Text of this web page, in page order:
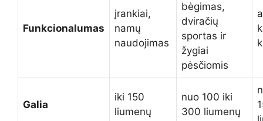
Funkcionalumas
įrankiai,
namų
naudojimas
bėgimas,
dviračių
sportas ir
žygiai
pėsčiomis
Galia
iki 150
liumenų
nuo 100 iki
300 liumenų